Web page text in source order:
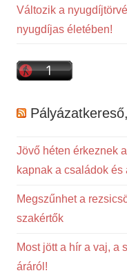
Változik a
nyugdíjas életében!
Jövő héten érkeznek
kapnak a családok és
Megszűnhet a
szakértők
Most jött a hír a vaj, a
áráról!